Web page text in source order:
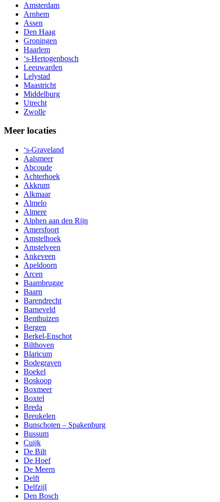
Amsterdam
Arnhem
Assen
Den Haag
Groningen
Haarlem
‘s-Hertogenbosch
Leeuwarden
Lelystad
Maastricht
Middelburg
Utrecht
Zwolle
Meer locaties
‘s-Graveland
Aalsmeer
Abcoude
Achterhoek
Akkrum
Alkmaar
Almelo
Almere
Alphen aan den Rijn
Amersfoort
Amstelhoek
Amstelveen
Ankeveen
Apeldoorn
Arcen
Baambrugge
Baarn
Barendrecht
Barneveld
Benthuizen
Bergen
Berkel-Enschot
Bilthoven
Blaricum
Bodegraven
Boekel
Boskoop
Boxmeer
Boxtel
Breda
Breukelen
Bunschoten – Spakenburg
Bussum
Cuijk
De Bilt
De Hoef
De Meern
Delft
Delfzijl
Den Bosch